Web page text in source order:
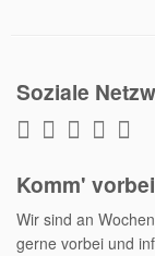
Soziale
Komm'
Wir sind an
gerne vorbei und